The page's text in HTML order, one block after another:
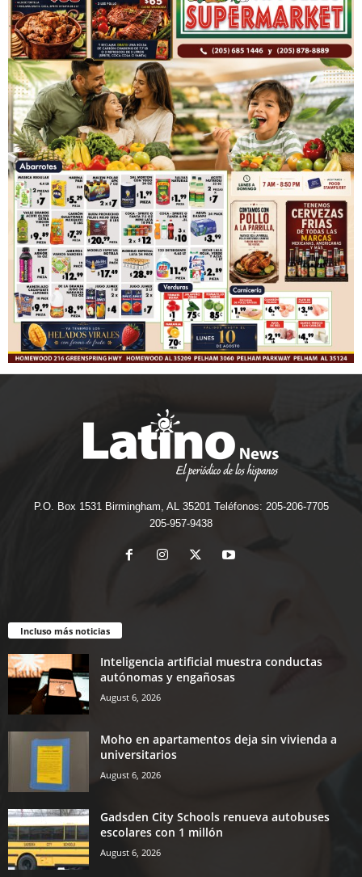
P.O. Box 1531 Birmingham, AL 35201 Teléfonos: 205-206-7705
205-957-9438
Incluso más noticias
Inteligencia artificial muestra conductas
autónomas y engañosas
August 6, 2026
Moho en apartamentos deja sin vivienda a
universitarios
August 6, 2026
Gadsden City Schools renueva autobuses
escolares con 1 millón
August 6, 2026